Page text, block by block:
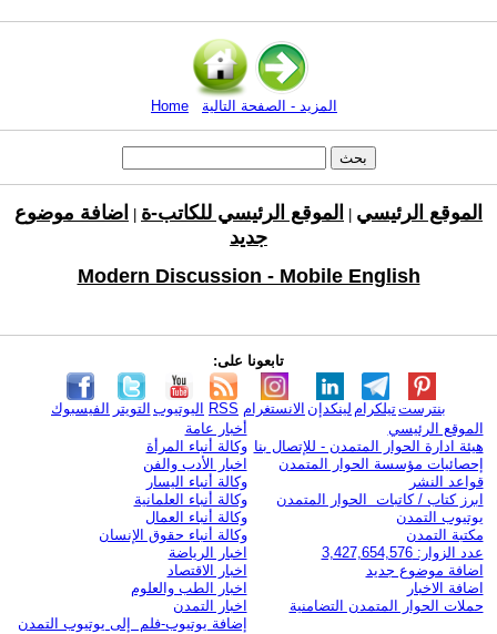
Home المزيد - الصفحة التالية
الموقع الرئيسي الموقع الرئيسي للكاتب-ة
اضافة موضوع
جديد
Modern Discussion - Mobile English
تابعونا على:
الفيسبوك التويتر اليوتيوب RSS الانستغرام لينكدإن تيلكرامبنترست
الموقع الرئيسي
هيئة ادارة الحوار المتمدن - للإتصال بنا
إحصائيات مؤسسة الحوار المتمدن
قواعد النشر
ابرز كتاب / كاتبات الحوار المتمدن
يوتيوب التمدن
مكتبة التمدن
عدد الزوار: 3,427,654,576
اضافة موضوع جديد
اضافة الاخبار
حملات الحوار المتمدن التضامنية
أخبار عامة
وكالة أنباء المرأة
اخبار الأدب والفن
وكالة أنباء اليسار
وكالة أنباء العلمانية
وكالة أنباء العمال
وكالة أنباء حقوق الإنسان
اخبار الرياضة
اخبار الاقتصاد
اخبار الطب والعلوم
اخبار التمدن
إضافة يوتيوب-فلم إلى يوتيوب التمدن